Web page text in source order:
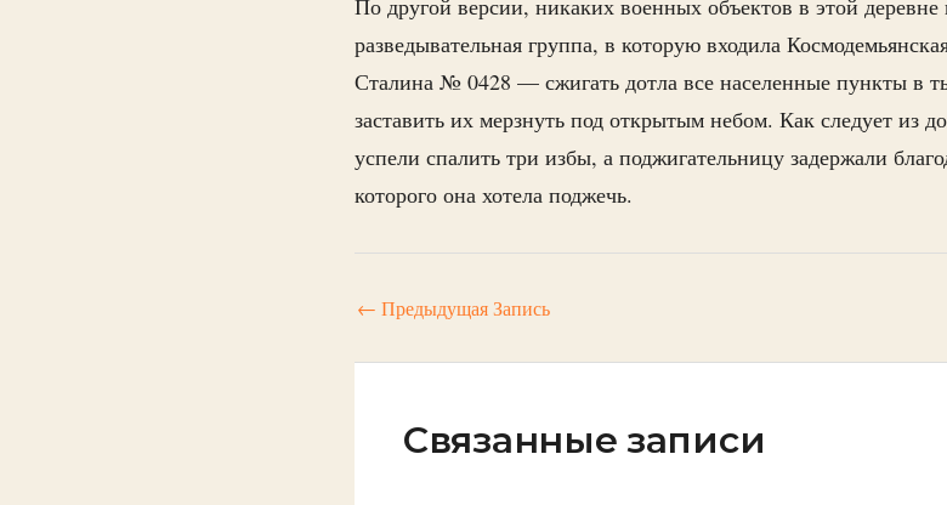
По другой версии, никаких военных объектов в этой
разведывательная группа, в которую входила
Сталина № 0428 — сжигать дотла все населенные пункты в
заставить их мерзнуть под открытым небом. Как следует из
успели спалить три избы, а поджигательницу задержали
которого она хотела поджечь.
← Предыдущая Запись
Связанные записи